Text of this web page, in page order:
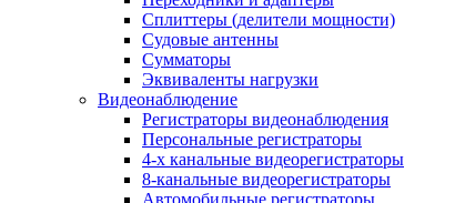
Сплиттеры (делители мощности)
Судовые антенны
Сумматоры
Эквиваленты нагрузки
Видеонаблюдение
Регистраторы видеонаблюдения
Персональные регистраторы
4-х канальные видеорегистраторы
8-канальные видеорегистраторы
Автомобильные регистраторы